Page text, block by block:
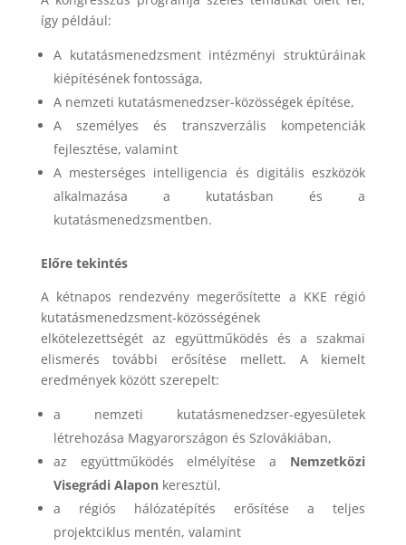
így például:
A kutatásmenedzsment intézményi struktúráinak
kiépítésének fontossága,
A nemzeti kutatásmenedzser-közösségek építése,
A személyes és transzverzális kompetenciák
fejlesztése, valamint
A mesterséges intelligencia és digitális eszközök
alkalmazása a kutatásban és a
kutatásmenedzsmentben.
Előre tekintés
A kétnapos rendezvény megerősítette a KKE régió
kutatásmenedzsment-közösségének
elkötelezettségét az együttműködés és a szakmai
elismerés további erősítése mellett. A kiemelt
eredmények között szerepelt:
a nemzeti kutatásmenedzser-egyesületek
létrehozása Magyarországon és Szlovákiában,
az együttműködés elmélyítése a Nemzetközi
Visegrádi Alaponkeresztül,
a régiós hálózatépítés erősítése a teljes
projektciklus mentén, valamint